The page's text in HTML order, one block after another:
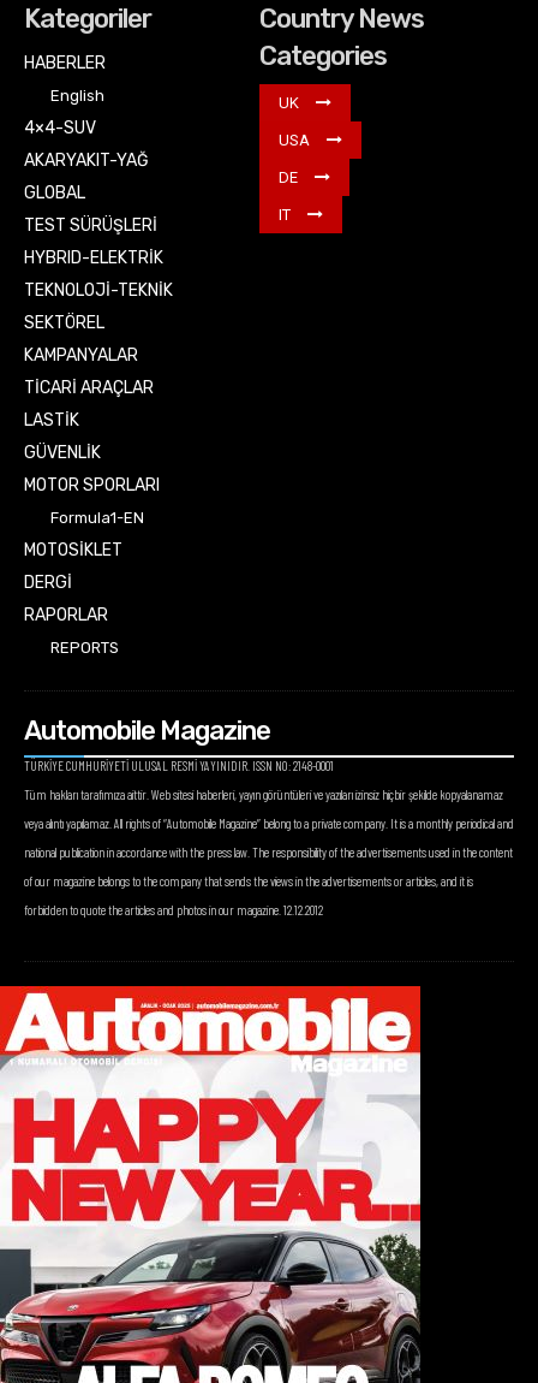
Kategoriler
HABERLER
English
4×4-SUV
AKARYAKIT-YAĞ
GLOBAL
TEST SÜRÜŞLERİ
HYBRID-ELEKTRİK
TEKNOLOJİ-TEKNİK
SEKTÖREL
KAMPANYALAR
TİCARİ ARAÇLAR
LASTİK
GÜVENLİK
MOTOR SPORLARI
Formula1-EN
MOTOSİKLET
DERGİ
RAPORLAR
REPORTS
Country News
Categories
UK
USA
DE
IT
Automobile Magazine
TÜRKİYE CUMHURİYETİ ULUSAL RESMİ YAYINIDIR. ISSN NO: 2148-0001
Tüm hakları tarafımıza aittir. Web sitesi haberleri, yayın görüntüleri ve yazıları izinsiz hiçbir şekilde kopyalanamaz
veya alıntı yapılamaz. All rights of “Automobile Magazine” belong to a private company. It is a monthly periodical and
national publication in accordance with the press law. The responsibility of the advertisements used in the content
of our magazine belongs to the company that sends the views in the advertisements or articles, and it is
forbidden to quote the articles and photos in our magazine. 12.12.2012